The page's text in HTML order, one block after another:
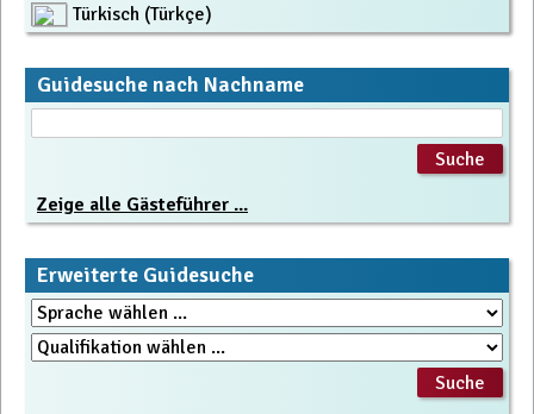
Türkisch (Türkçe)
Guidesuche nach Nachname
Zeige alle Gästeführer ...
Erweiterte Guidesuche